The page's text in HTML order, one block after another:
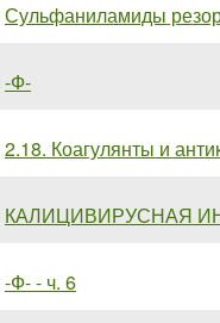
Сульфаниламиды
-Ф-
2.18. Коагулянты и
КАЛИЦИВИРУСНАЯ
-Ф- - ч. 6